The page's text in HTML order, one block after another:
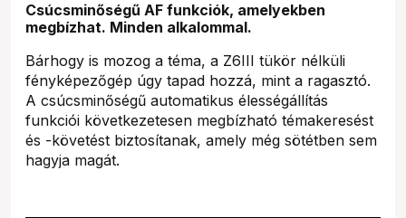
Csúcsminőségű AF funkciók, amelyekben
megbízhat. Minden alkalommal.
Bárhogy is mozog a téma, a Z6III tükör nélküli
fényképezőgép úgy tapad hozzá, mint a ragasztó.
A csúcsminőségű automatikus élességállítás
funkciói következetesen megbízható témakeresést
és -követést biztosítanak, amely még sötétben sem
hagyja magát.